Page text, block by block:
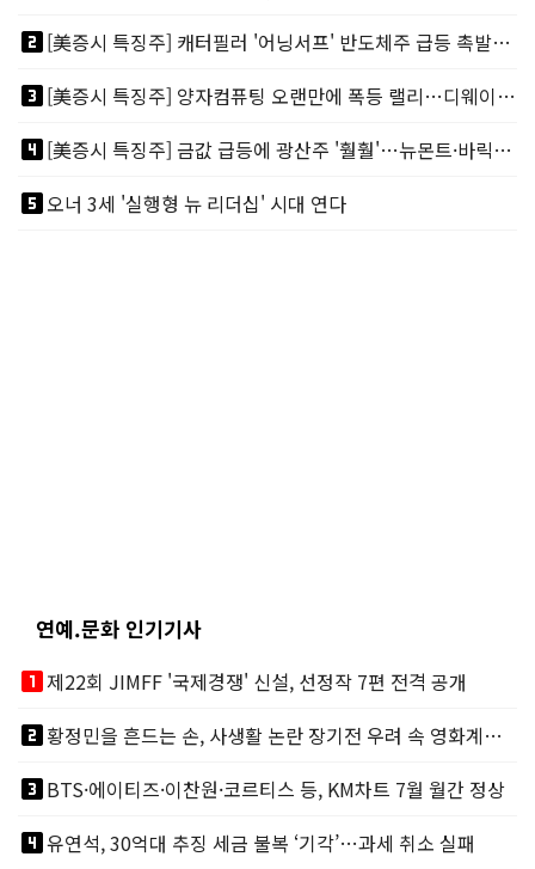
looks_two
[美증시 특징주] 캐터필러 '어닝서프' 반도체주 급등 촉발…"AI 데이터센터 건설 강력"
looks_3
[美증시 특징주] 양자컴퓨팅 오랜만에 폭등 랠리…디웨이브·아이온큐 주도
looks_4
[美증시 특징주] 금값 급등에 광산주 '훨훨'…뉴몬트·바릭마이닝 주도
looks_5오너 3세 '실행형 뉴 리더십' 시대 연다
연예.문화 인기기사
looks_one제22회 JIMFF '국제경쟁' 신설, 선정작 7편 전격 공개
looks_two
황정민을 흔드는 손, 사생활 논란 장기전 우려 속 영화계도 리스크
looks_3BTS·에이티즈·이찬원·코르티스 등, KM차트 7월 월간 정상
looks_4유연석, 30억대 추징 세금 불복 ‘기각’…과세 취소 실패